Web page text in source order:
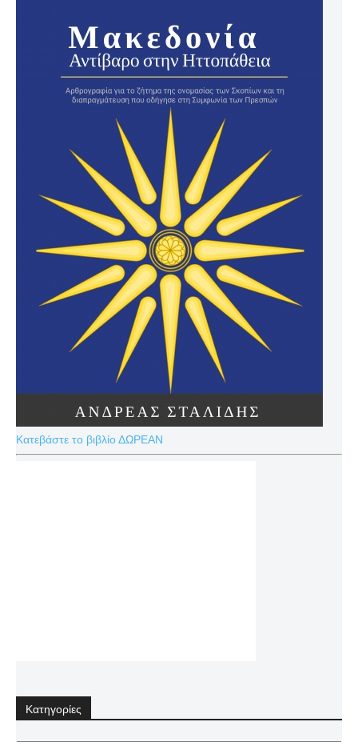
Κατεβάστε το βιβλίο ΔΩΡΕΑΝ
Κατηγορίες
Κατηγορίες